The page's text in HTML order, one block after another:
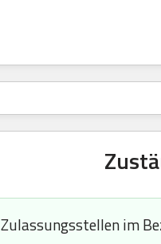
Zulassungsstellen im